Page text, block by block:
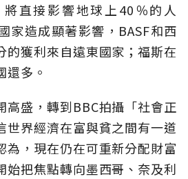
直接影響地球上40％的人
家造成顯著影響，BASF和西
的獲利來自遠東國家；福斯在
還多。
高盛，轉到BBC拍攝「社會正
世界經濟在富與貧之間有一道
為，現在仍在可重新分配財富
始把焦點轉向墨西哥、奈及利